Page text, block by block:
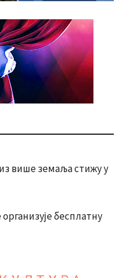
више земаља стижу у
бесплатну